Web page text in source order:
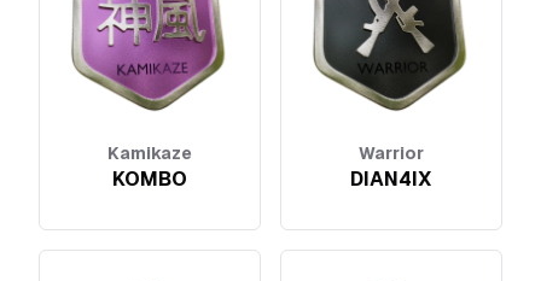
Kamikaze
KOMBO
Warrior
DIAN4IX